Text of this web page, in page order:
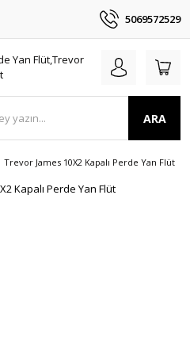
5069572529
ARA
Trevor James 10X2 Kapalı Perde Yan Flüt